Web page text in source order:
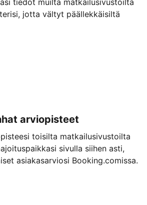
tiedot muilta matkailusivustoilta
jotta vältyt päällekkäisiltä
arviopisteet
toisilta matkailusivustoilta
sivulla siihen asti,
asiakasarviosi Booking.comissa.